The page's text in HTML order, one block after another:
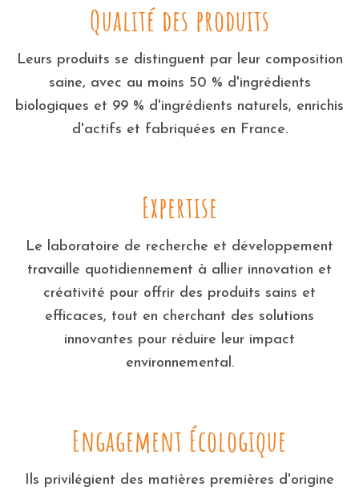
Qualité des produits
Leurs produits se distinguent par leur composition
saine, avec au moins 50 % d'ingrédients
biologiques et 99 % d'ingrédients naturels, enrichis
d'actifs et fabriquées en France.
Expertise
Le laboratoire de recherche et développement
travaille quotidiennement à allier innovation et
créativité pour offrir des produits sains et
efficaces, tout en cherchant des solutions
innovantes pour réduire leur impact
environnemental.
Engagement Écologique
Ils privilégient des matières premières d'origine